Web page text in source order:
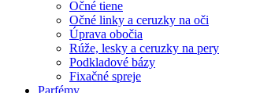
Očné tiene
Očné linky a ceruzky na oči
Úprava obočia
Rúže, lesky a ceruzky na pery
Podkladové bázy
Fixačné spreje
Parfémy